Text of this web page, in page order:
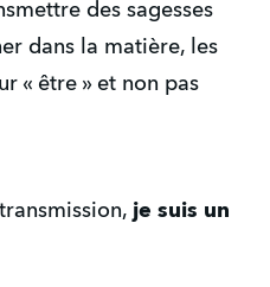
des sagesses
dans la matière, les
« être » et non pas
je suis un